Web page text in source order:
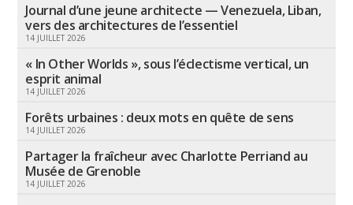
Journal d’une jeune architecte — Venezuela, Liban,
vers des architectures de l’essentiel
14 JUILLET 2026
« In Other Worlds », sous l’éclectisme vertical, un
esprit animal
14 JUILLET 2026
Forêts urbaines : deux mots en quête de sens
14 JUILLET 2026
Partager la fraîcheur avec Charlotte Perriand au
Musée de Grenoble
14 JUILLET 2026